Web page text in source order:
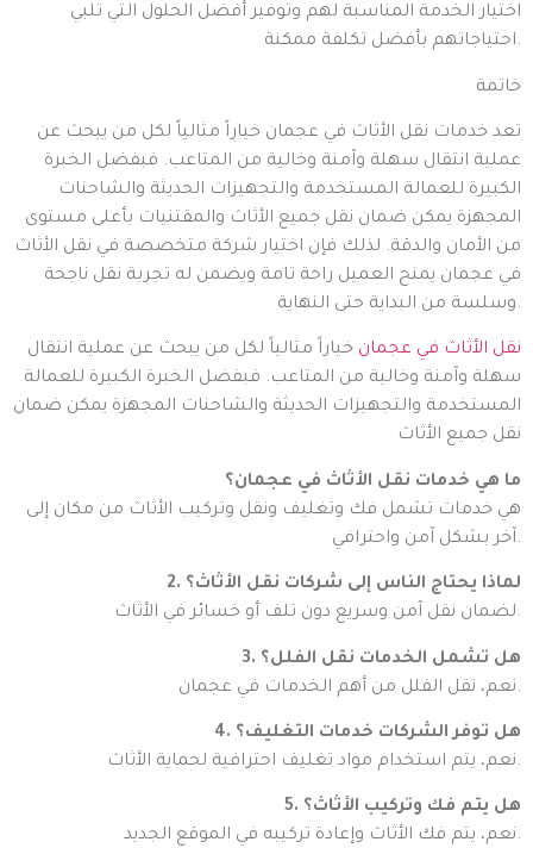
اختيار الخدمة المناسبة لهم وتوفير أفضل الحلول التي تلبي
احتياجاتهم بأفضل تكلفة ممكنة.
خاتمة
تعد خدمات نقل الأثاث في عجمان خياراً مثالياً لكل من يبحث عن
عملية انتقال سهلة وآمنة وخالية من المتاعب. فبفضل الخبرة
الكبيرة للعمالة المستخدمة والتجهيزات الحديثة والشاحنات
المجهزة يمكن ضمان نقل جميع الأثاث والمقتنيات بأعلى مستوى
من الأمان والدقة. لذلك فإن اختيار شركة متخصصة في نقل الأثاث
في عجمان يمنح العميل راحة تامة ويضمن له تجربة نقل ناجحة
وسلسة من البداية حتى النهاية.
نقل الأثاث في عجمان خياراً مثالياً لكل من يبحث عن عملية انتقال
سهلة وآمنة وخالية من المتاعب. فبفضل الخبرة الكبيرة للعمالة
المستخدمة والتجهيزات الحديثة والشاحنات المجهزة يمكن ضمان
نقل جميع الأثاث
ما هي خدمات نقل الأثاث في عجمان؟
هي خدمات تشمل فك وتغليف ونقل وتركيب الأثاث من مكان إلى
آخر بشكل آمن واحترافي.
2. لماذا يحتاج الناس إلى شركات نقل الأثاث؟
لضمان نقل آمن وسريع دون تلف أو خسائر في الأثاث.
3. هل تشمل الخدمات نقل الفلل؟
نعم، نقل الفلل من أهم الخدمات في عجمان.
4. هل توفر الشركات خدمات التغليف؟
نعم، يتم استخدام مواد تغليف احترافية لحماية الأثاث.
5. هل يتم فك وتركيب الأثاث؟
نعم، يتم فك الأثاث وإعادة تركيبه في الموقع الجديد.